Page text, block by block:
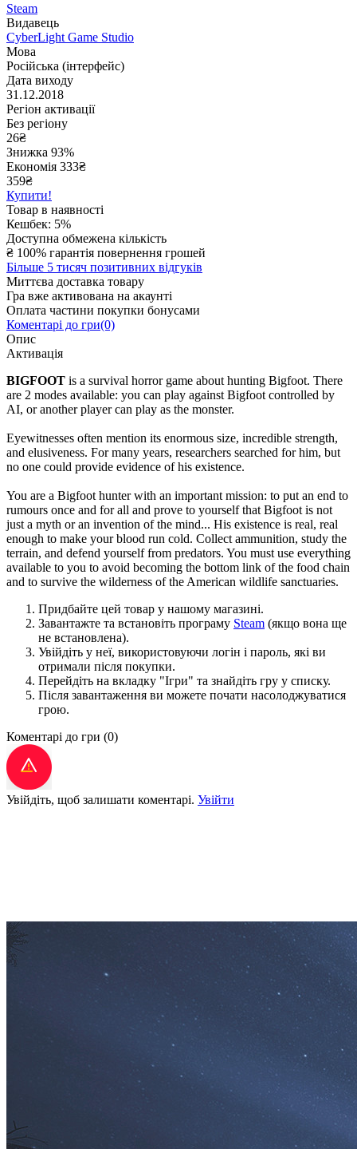
Steam
Видавець
CyberLight Game Studio
Мова
Російська (інтерфейс)
Дата виходу
31.12.2018
Регіон активації
Без регіону
26₴
Знижка 93%
Економія 333₴
359₴
Купити!
Товар в наявності
Кешбек: 5%
Доступна обмежена кількість
₴ 100% гарантія повернення грошей
Більше 5 тисяч позитивних відгуків
Миттєва доставка товару
Гра вже активована на акаунті
Оплата частини покупки бонусами
Коментарі до гри(0)
Опис
Активація
BIGFOOT is a survival horror game about hunting Bigfoot. There
are 2 modes available: you can play against Bigfoot controlled by
AI, or another player can play as the monster.
Eyewitnesses often mention its enormous size, incredible strength,
and elusiveness. For many years, researchers searched for him, but
no one could provide evidence of his existence.
You are a Bigfoot hunter with an important mission: to put an end to
rumours once and for all and prove to yourself that Bigfoot is not
just a myth or an invention of the mind... His existence is real, real
enough to make your blood run cold. Collect ammunition, study the
terrain, and defend yourself from predators. You must use everything
available to you to avoid becoming the bottom link of the food chain
and to survive the wilderness of the American wildlife sanctuaries.
Придбайте цей товар у нашому магазині.
Завантажте та встановіть програму Steam (якщо вона ще
не встановлена).
Увійдіть у неї, використовуючи логін і пароль, які ви
отримали після покупки.
Перейдіть на вкладку "Ігри" та знайдіть гру у списку.
Після завантаження ви можете почати насолоджуватися
грою.
Коментарі до гри (0)
Увійдіть, щоб залишати коментарі. Увійти